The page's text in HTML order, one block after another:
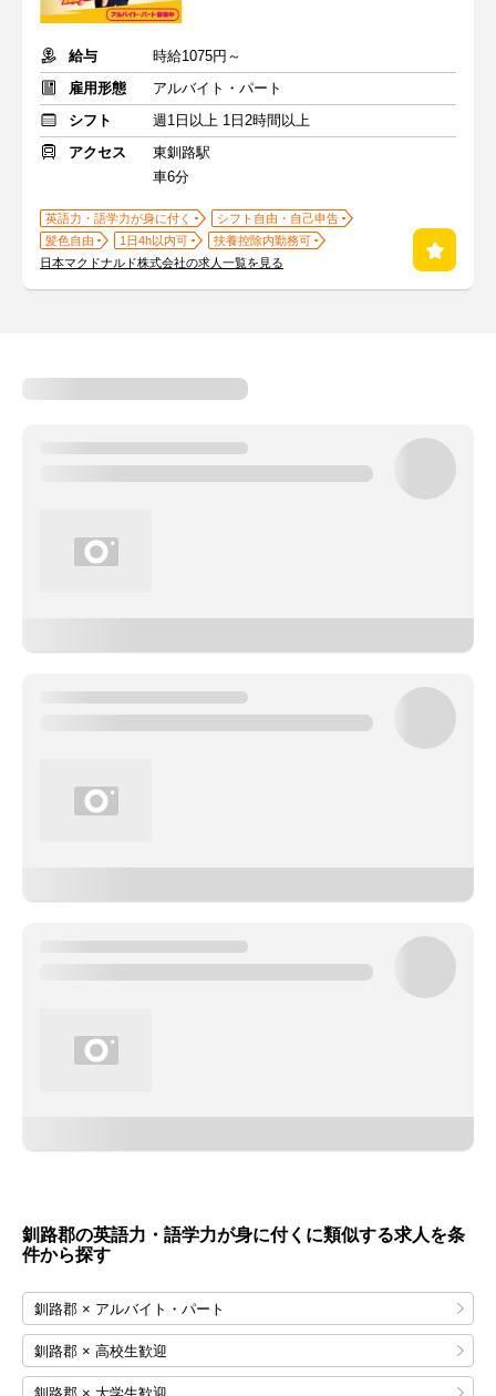
給与
時給1075円～
雇用形態
アルバイト・パート
シフト
週1日以上 1日2時間以上
アクセス
東釧路駅
車6分
英語力・語学力が身に付く
シフト自由・自己申告
髪色自由
1日4h以内可
扶養控除内勤務可
日本マクドナルド株式会社の求人一覧を見る
釧路郡の英語力・語学力が身に付くに類似する求人を条
件から探す
釧路郡 × アルバイト・パート
釧路郡 × 高校生歓迎